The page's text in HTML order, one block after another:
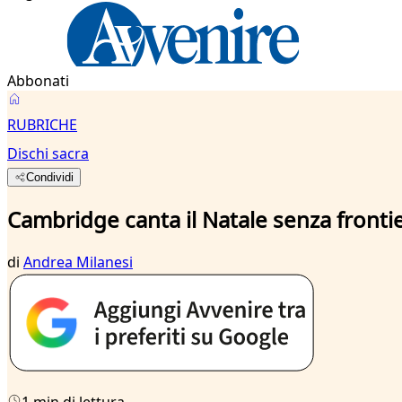
Abbonati
RUBRICHE
Dischi sacra
Condividi
Cambridge canta il Natale senza
di Andrea Milanesi